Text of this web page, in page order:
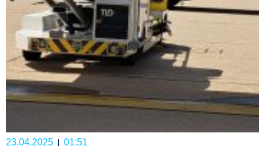
23.04.2025 01:51